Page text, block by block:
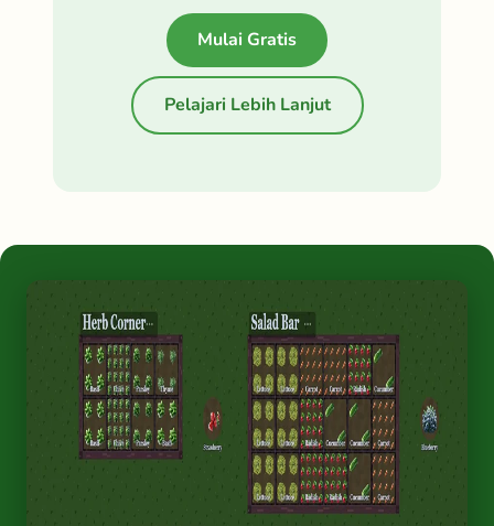
Mulai Gratis
Pelajari Lebih Lanjut